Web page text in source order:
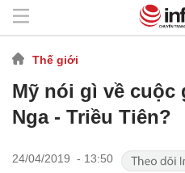
Thế giới
Mỹ nói gì về
Nga - Triều Tiên?
24/04/2019 - 13:50